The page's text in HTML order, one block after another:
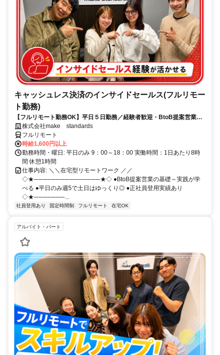
キャッシュレス決済のインサイドセールス(フルリモー
ト勤務)
【フルリモート勤務OK】平日５日勤務／経験者歓迎・BtoB提案営業で
スキルアップ
株式会社make standards
フルリモート
時給1,600円以上
勤務時間・曜日: 平日のみ 9：00～18：00 実働時間：1日あたり8時
間 休憩1時間
仕事内容: ＼＼在宅型リモートワーク ／／
◇★───────────────★◇ ●BtoB提案営業の基礎～実践が学
べる ●平日のみ週5で土日はゆっくり◎ ●正社員登用実績あり
◇★───────...
社員登用あり 固定時間制 フルリモート 在宅OK
アルバイト・パート